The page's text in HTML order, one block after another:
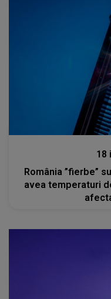
18
România ”fierbe”
avea temperaturi